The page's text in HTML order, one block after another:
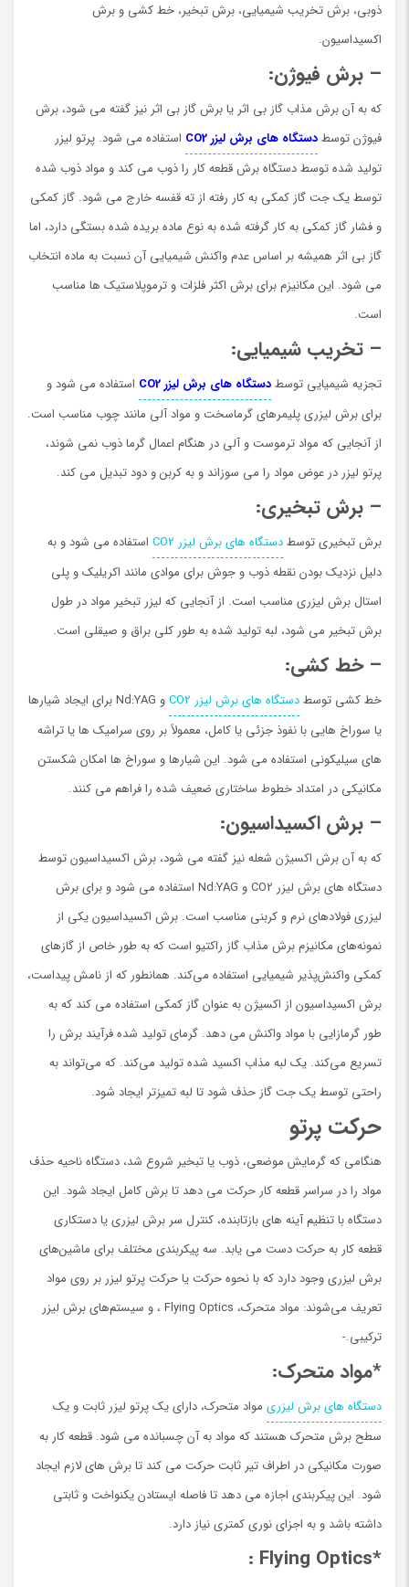
ذوبی، برش تخریب شیمیایی، برش تبخیر، خط کشی و برش
اکسیداسیون.
– برش فیوژن:
که به آن برش مذاب گاز بی اثر یا برش گاز بی اثر نیز گفته می شود، برش
فیوژن توسطدستگاه های برش لیزر CO2
استفاده می شود. پرتو لیزر
تولید شده توسط دستگاه برش قطعه کار را ذوب می کند و مواد ذوب شده
توسط یک جت گاز کمکی به کار رفته از ته قفسه خارج می شود. گاز کمکی
و فشار گاز کمکی به کار گرفته شده به نوع ماده بریده شده بستگی دارد، اما
گاز بی اثر همیشه بر اساس عدم واکنش شیمیایی آن نسبت به ماده انتخاب
می شود. این مکانیزم برای برش اکثر فلزات و ترموپلاستیک ها مناسب
است.
– تخریب شیمیایی:
تجزیه شیمیایی توسطدستگاه های برش لیزر CO2
استفاده می شود و
برای برش لیزری پلیمرهای گرماسخت و مواد آلی مانند چوب مناسب است.
از آنجایی که مواد ترموست و آلی در هنگام اعمال گرما ذوب نمی شوند،
پرتو لیزر در عوض مواد را می سوزاند و به کربن و دود تبدیل می کند.
– برش تبخیری:
برش تبخیری توسطدستگاه های برش لیزر CO2
استفاده می شود و به
دلیل نزدیک بودن نقطه ذوب و جوش برای موادی مانند اکریلیک و پلی
استال برش لیزری مناسب است. از آنجایی که لیزر تبخیر مواد در طول
برش تبخیر می شود، لبه تولید شده به طور کلی براق و صیقلی است.
– خط كشي:
خط کشی توسطدستگاه های برش لیزر CO2
و Nd:YAG برای ایجاد شیارها
یا سوراخ هایی با نفوذ جزئی یا کامل، معمولاً بر روی سرامیک ها یا تراشه
های سیلیکونی استفاده می شود. این شیارها و سوراخ ها امکان شکستن
مکانیکی در امتداد خطوط ساختاری ضعیف شده را فراهم می کنند.
– برش اکسیداسیون:
که به آن برش اکسیژن شعله نیز گفته می شود، برش اکسیداسیون توسط
دستگاه های برش لیزر CO2 و Nd:YAG استفاده می شود و برای برش
لیزری فولادهای نرم و کربنی مناسب است. برش اکسیداسیون یکی از
نمونه‌های مکانیزم برش مذاب گاز راکتیو است که به طور خاص از گازهای
کمکی واکنش‌پذیر شیمیایی استفاده می‌کند. همانطور که از نامش پیداست،
برش اکسیداسیون از اکسیژن به عنوان گاز کمکی استفاده می کند که به
طور گرمازایی با مواد واکنش می دهد. گرمای تولید شده فرآیند برش را
تسریع می‌کند. یک لبه مذاب اکسید شده تولید می‌کند. که می‌تواند به
راحتی توسط یک جت گاز حذف شود تا لبه تمیزتر ایجاد شود.
حرکت پرتو
هنگامی که گرمایش موضعی، ذوب یا تبخیر شروع شد، دستگاه ناحیه حذف
مواد را در سراسر قطعه کار حرکت می دهد تا برش کامل ایجاد شود. این
دستگاه با تنظیم آینه های بازتابنده، کنترل سر برش لیزری یا دستکاری
قطعه کار به حرکت دست می یابد. سه پیکربندی مختلف برای ماشین‌های
برش لیزری وجود دارد که با نحوه حرکت یا حرکت پرتو لیزر بر روی مواد
تعریف می‌شوند: مواد متحرک، Flying Optics ، و سیستم‌های برش لیزر
ترکیبی.-
*مواد متحرک:
دستگاه های برش لیزری مواد متحرک، دارای یک پرتو لیزر ثابت و یک
سطح برش متحرک هستند که مواد به آن چسبانده می شود. قطعه کار به
صورت مکانیکی در اطراف تیر ثابت حرکت می کند تا برش های لازم ایجاد
شود. این پیکربندی اجازه می دهد تا فاصله ایستادن یکنواخت و ثابتی
داشته باشد و به اجزای نوری کمتری نیاز دارد.
*Flying Optics
: